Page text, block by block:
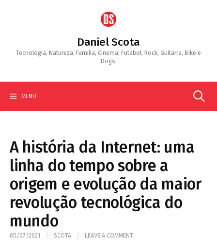
Daniel Scota
Tecnologia, Natureza, Familia, Cinema, Futebol, Rock, Guitarra, Bike e
Dogs.
MENU Search
A história da Internet: uma
linha do tempo sobre a
origem e evolução da maior
revolução tecnológica do
mundo
05/07/2021 / SCOTA / LEAVE A COMMENT